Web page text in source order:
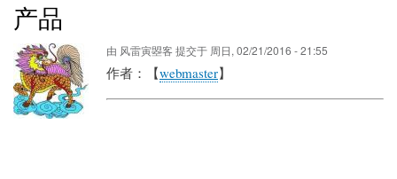
产品
由 风雷寅曌客 提交于 周日, 02/21/2016 - 21:55
作者：【webmaster】